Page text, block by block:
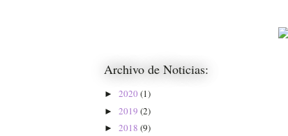
Archivo de Noticias:
► 2020 (1)
► 2019 (2)
► 2018 (9)